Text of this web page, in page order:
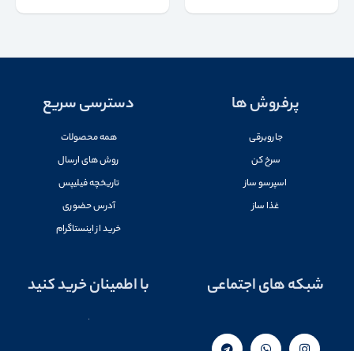
پرفروش ها
جاروبرقی
سرخ کن
اسپرسو ساز
غذا ساز
دسترسی سریع
همه محصولات
روش های ارسال
تاریخچه فیلیپس
آدرس حضوری
خرید از اینستاگرام
شبکه های اجتماعی با اطمینان خرید کنید